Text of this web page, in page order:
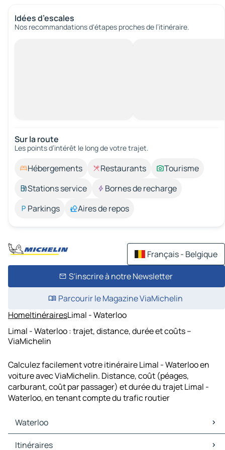
Idées d’escales
Nos recommandations d'étapes proches de l’itinéraire.
Sur la route
Les points d’intérêt le long de votre trajet.
Hébergements Restaurants
Tourisme
Stations service
Bornes de recharge
Parkings
Aires de repos
Français - Belgique
S'inscrire à notre Newsletter
Parcourir le Magazine ViaMichelin
HomeItinérairesLimal - Waterloo
Limal - Waterloo : trajet, distance, durée et coûts –
ViaMichelin
Calculez facilement votre itinéraire Limal - Waterloo en
voiture avec ViaMichelin. Distance, coût (péages,
carburant, coût par passager) et durée du trajet Limal -
Waterloo, en tenant compte du trafic routier
Waterloo
Waterloo Cartes et plans
Itinéraires